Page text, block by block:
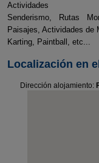
Actividades
Senderismo, Rutas
Paisajes, Actividades de
Karting, Paintball, etc...
Localización en
Dirección alojamiento: